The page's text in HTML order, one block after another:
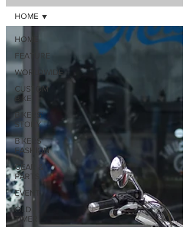
HOME
FEATURE
WORLDWIDE
CUSTOM
BIKE
BIKERS'
STORY
BIKERS'
FASHION
GEAR &
PARTS
EVENT
OLD
TIMER
HOME